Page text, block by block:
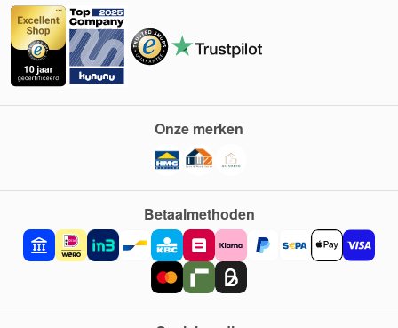
Betaalmethoden
Onze merken